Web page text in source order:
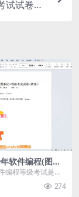
试试卷四
软件编程(图形
卷四级(含答案)
编程等级考试是由
起的面向青少年软
社会...
274